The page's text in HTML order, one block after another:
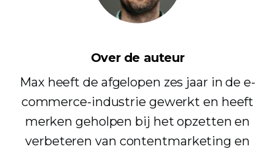
Over de auteur
Max heeft de afgelopen zes jaar in de e-
commerce-industrie gewerkt en heeft
merken geholpen bij het opzetten en
verbeteren van contentmarketing en